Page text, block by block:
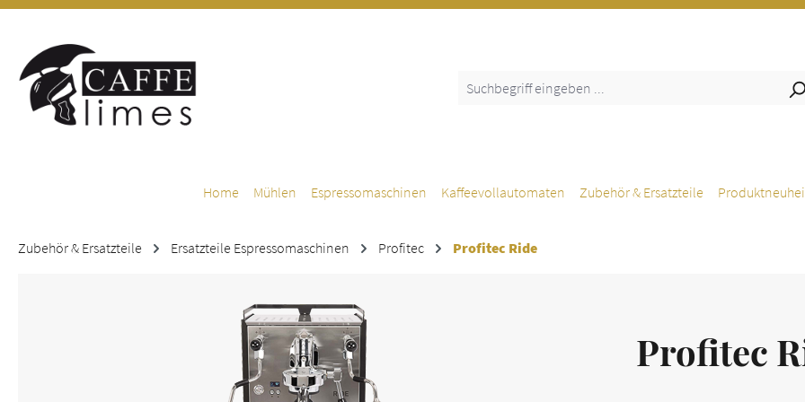
Home Mühlen Espressomaschinen Kaffeevollautomaten Zubehör & Ersatzteile
Zubehör & Ersatzteile Ersatzteile Espressomaschinen Profitec Profitec Ride
Profitec